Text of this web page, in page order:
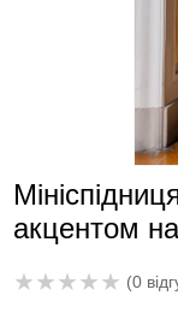
акцентом на
★★★★★ (0